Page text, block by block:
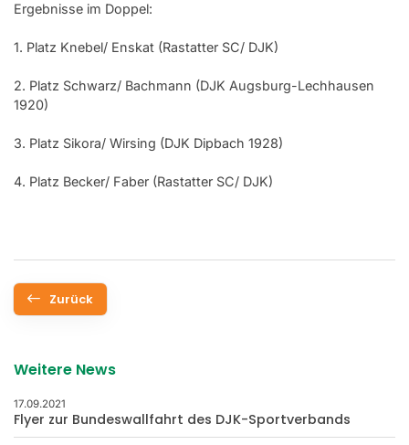
Ergebnisse im Doppel:
1. Platz Knebel/ Enskat (Rastatter SC/ DJK)
2. Platz Schwarz/ Bachmann (DJK Augsburg-Lechhausen
1920)
3. Platz Sikora/ Wirsing (DJK Dipbach 1928)
4. Platz Becker/ Faber (Rastatter SC/ DJK)
Zurück
Weitere News
17.09.2021
Flyer zur Bundeswallfahrt des DJK-Sportverbands